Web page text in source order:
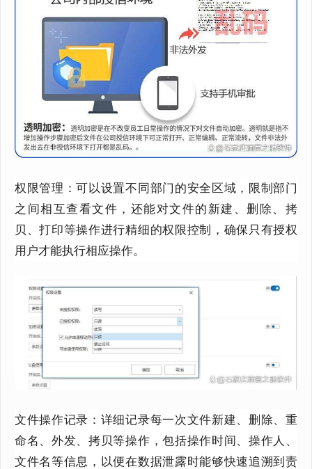
权限管理：可以设置不同部门的安全区域，限制部门
之间相互查看文件，还能对文件的新建、删除、拷
贝、打印等操作进行精细的权限控制，确保只有授权
用户才能执行相应操作。
文件操作记录：详细记录每一次文件新建、删除、重
命名、外发、拷贝等操作，包括操作时间、操作人、
文件名等信息，以便在数据泄露时能够快速追溯到责